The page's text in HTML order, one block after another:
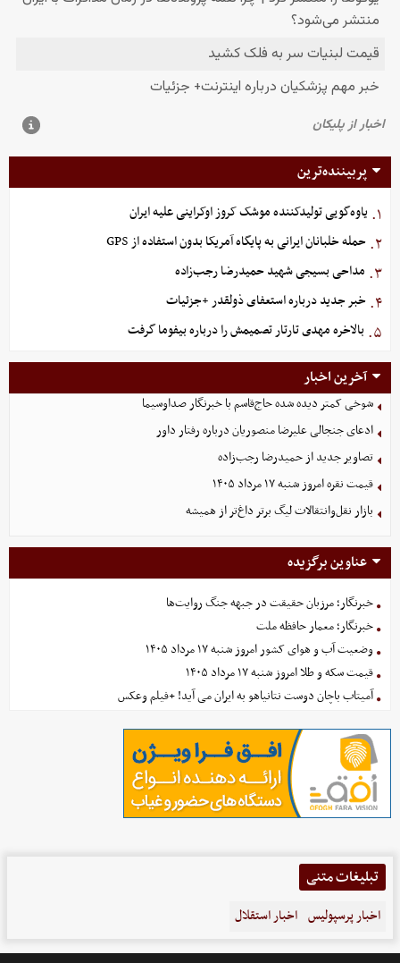
پربیننده‌ترین
۱. یاوه‌گویی تولیدکننده موشک کروز اوکراینی علیه ایران
۲. حمله خلبانان ایرانی به پایگاه آمریکا بدون استفاده از GPS
۳. مداحی بسیجی شهید حمیدرضا رجب‌زاده
۴. خبر جدید درباره استعفای ذولقدر +جزئیات
۵. بالاخره مهدی تارتار تصمیمش را درباره بیفوما گرفت
آخرین اخبار
شوخی کمتر دیده شده حاج‌قاسم با خبرنگار صداوسیما
ادعای جنجالی علیرضا منصوریان درباره رفتار داور
تصاویر جدید از حمیدرضا رجب‌زاده
قیمت نقره امروز شنبه ۱۷ مرداد ۱۴۰۵
بازار نقل‌وانتقالات لیگ برتر داغ‌تر از همیشه
عناوین برگزیده
خبرنگار؛ مرزبان حقیقت در جبهه جنگ روایت‌ها
خبرنگار؛ معمار حافظه ملت
وضعیت آب و هوای کشور امروز شنبه ۱۷ مرداد ۱۴۰۵
قیمت سکه و طلا امروز شنبه ۱۷ مرداد ۱۴۰۵
آمیتاب باچان دوست نتانیاهو به ایران می آید! +فیلم وعکس
تبلیغات متنی
اخبار پرسپولیس اخبار استقلال